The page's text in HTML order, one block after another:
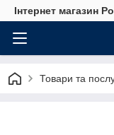
Інтернет магазин
Товари та